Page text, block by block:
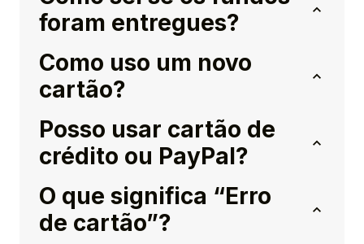
foram entregues?
Como uso um novo
cartão?
Posso usar cartão de
crédito ou PayPal?
O que significa “Erro
de cartão”?